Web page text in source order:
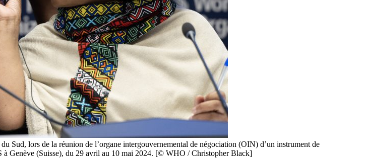
Sud, lors de la réunion de l’organe intergouvernemental de négociation (OIN) d’un instrument de
à Genève (Suisse), du 29 avril au 10 mai 2024. [© WHO / Christopher Black]